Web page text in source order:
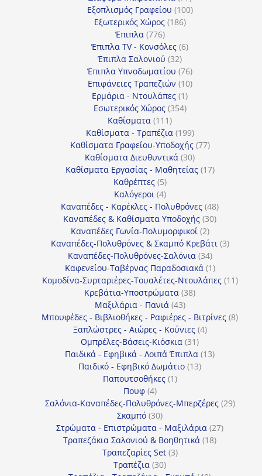
προϊόντα
Εξοπλισμός Γραφείου 100100
Εξωτερικός Χώρος 186186
Έπιπλα 776776
προϊόντα
Έπιπλα TV - Κονσόλες 66
Έπιπλα Σαλονιού 3232
προϊόντα
Έπιπλα Υπνοδωματίου 7676
προϊόντα
Επιφάνειες Τραπεζιών 1010
Ερμάρια - Ντουλάπες 11
προϊόν
Εσωτερικός Χώρος 354354
Καθίσματα 111111
προϊόντα
Καθίσματα - Τραπέζια 199199
προϊόντα
Καθίσματα Γραφείου-Υποδοχής 7777
Καθίσματα Διευθυντικά 3030
προϊόντα
Καθίσματα Εργασίας - Μαθητείας 1717
Καθρέπτες 55
προϊόντα
Καλόγεροι 44
προϊόντα
Καναπέδες - Καρέκλες - Πολυθρόνες 4848
προϊόντα
Καναπέδες & Καθίσματα Υποδοχής 3030
Καναπέδες Γωνία-Πολυμορφικοί 22
προϊόντα
Καναπέδες-Πολυθρόνες & Σκαμπό Κρεβάτι 33
Καναπέδες-Πολυθρόνες-Σαλόνια 3434
προϊόντα
Καφενείου-Ταβέρνας Παραδοσιακά 11
προϊόν
Κομοδίνα-Συρταριέρες-Τουαλέτες-Ντουλάπες 1111
Κρεβάτια-Υποστρώματα 3838
Μαξιλάρια - Πανιά 4343
προϊόντα
Μπουφέδες - Βιβλιοθήκες - Ραφιέρες - Βιτρίνες 88
Ξαπλώστρες - Αιώρες - Κούνιες 44
Ομπρέλες-Βάσεις-Κιόσκια 3131
προϊόντα
Παιδικά - Εφηβικά - Λοιπά Έπιπλα 1313
Παιδικό - Εφηβικό Δωμάτιο 1313
Παπουτσοθήκες 11
Πουφ 44
προϊόντα
Σαλόνια-Καναπέδες-Πολυθρόνες-Μπερζέρες 2929
Σκαμπό 3030
προϊόντα
Στρώματα - Επιστρώματα - Μαξιλάρια 2727
Τραπεζάκια Σαλονιού & Βοηθητικά 1818
Τραπεζαρίες Set 33
Τραπέζια 3030